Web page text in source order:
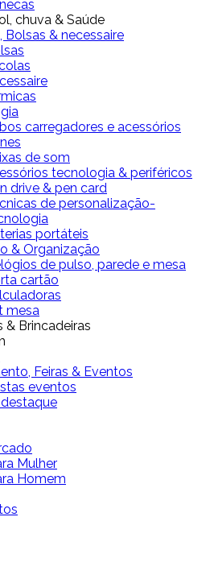
chuva & Saúde
Bolsas & necessaire
carregadores e acessórios
de som
tecnologia & periféricos
drive & pen card
de personalização-
portáteis
& Organização
de pulso, parede e mesa
cartão
mesa
& Brincadeiras
Feiras & Eventos
eventos
Mulher
Homem